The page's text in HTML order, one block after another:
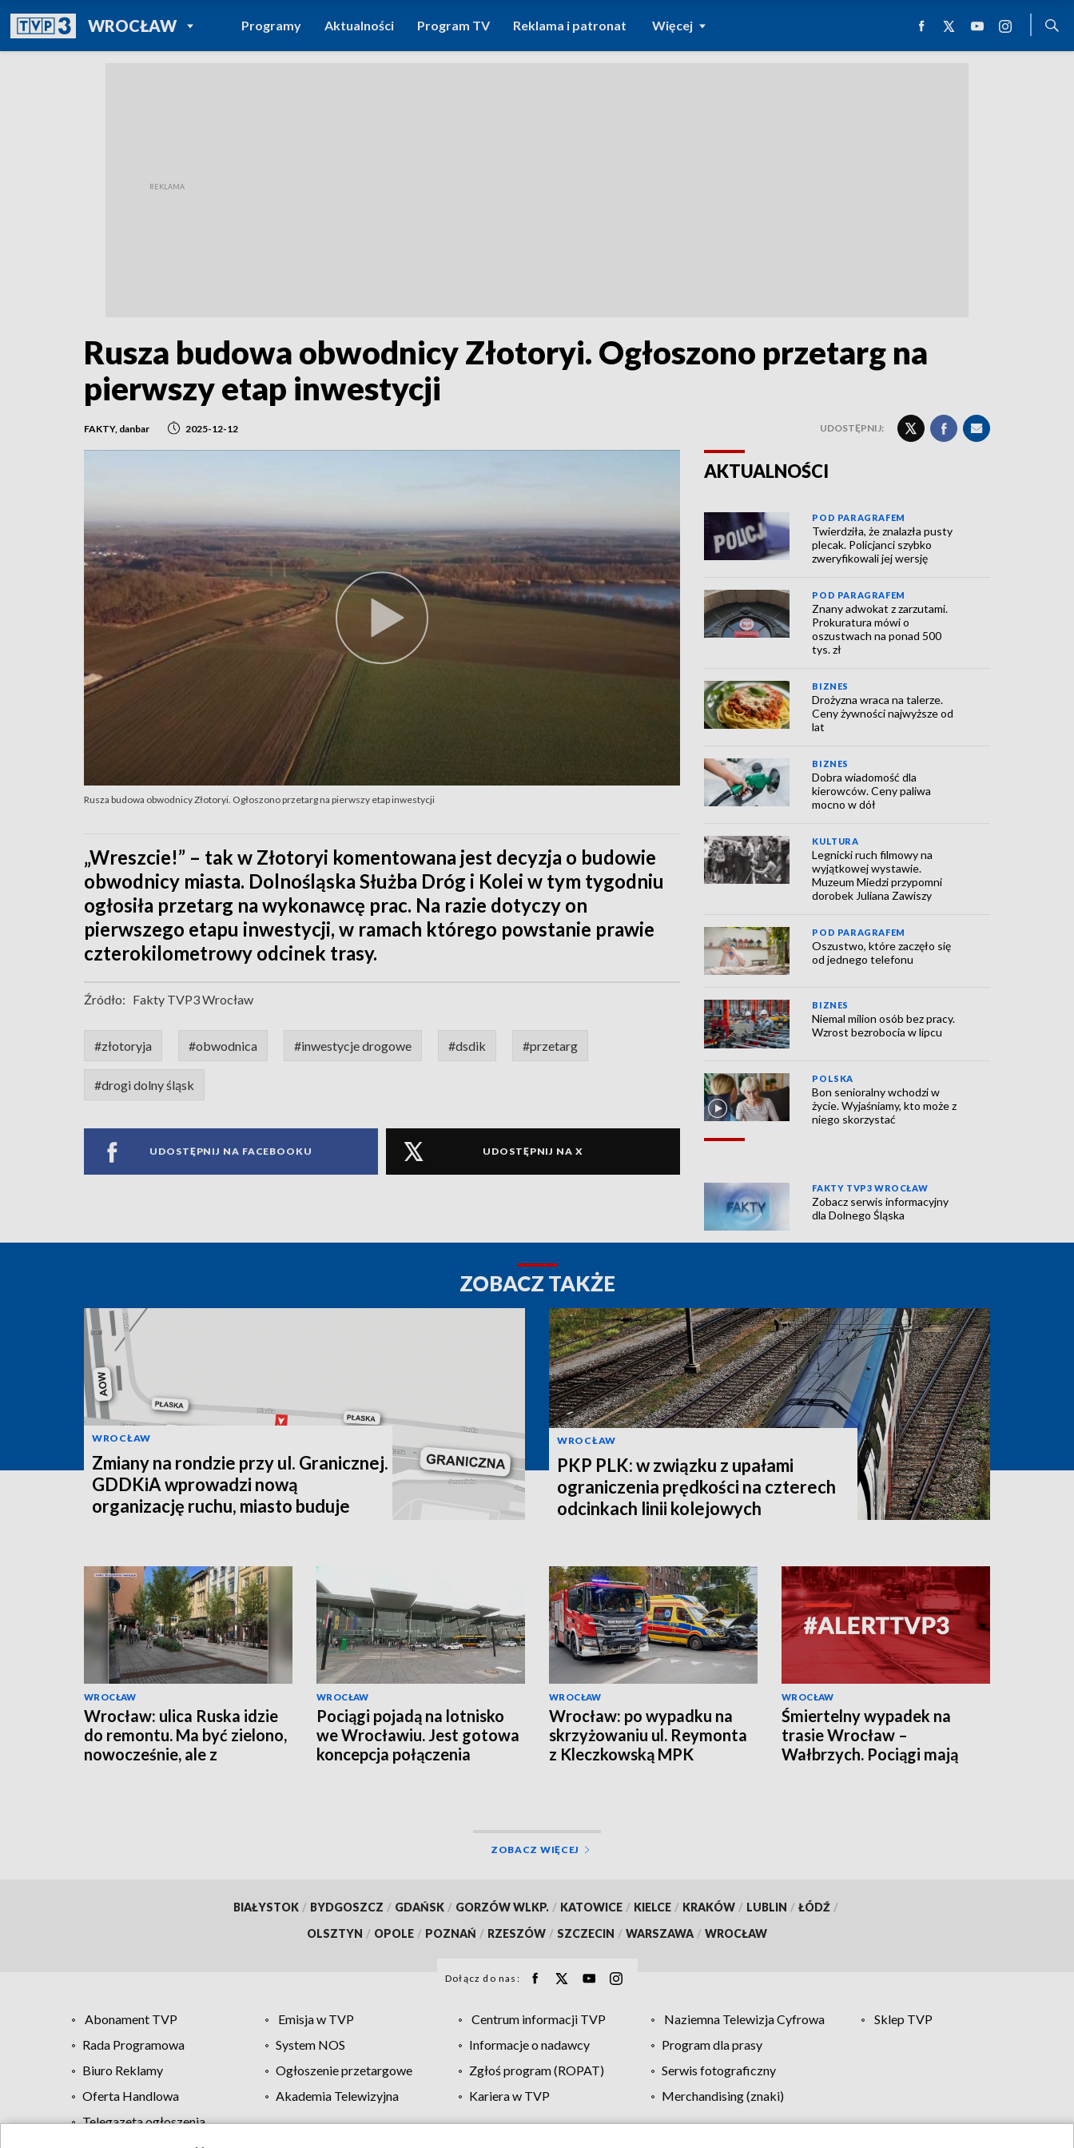
WROCŁAWPOWRÓT DO
TVP REGIONY
Programy Aktualności Program TV Reklama i patronat Więcej
Rusza budowa obwodnicy Złotoryi. Ogłoszono przetarg na
pierwszy etap inwestycji
FAKTY, danbar 2025-12-12 UDOSTĘPNIJ:
Rusza budowa obwodnicy Złotoryi. Ogłoszono przetarg na pierwszy etap inwestycji
„Wreszcie!” – tak w Złotoryi komentowana jest decyzja o budowie
obwodnicy miasta. Dolnośląska Służba Dróg i Kolei w tym tygodniu
ogłosiła przetarg na wykonawcę prac. Na razie dotyczy on
pierwszego etapu inwestycji, w ramach którego powstanie prawie
czterokilometrowy odcinek trasy.
Źródło: Fakty TVP3 Wrocław
#złotoryja #obwodnica #inwestycje drogowe #dsdik #przetarg
#drogi dolny śląsk
UDOSTĘPNIJ NA FACEBOOKU UDOSTĘPNIJ NA X
AKTUALNOŚCI
POD PARAGRAFEM
Twierdziła, że znalazła pusty
plecak. Policjanci szybko
zweryfikowali jej wersję
POD PARAGRAFEM
Znany adwokat z zarzutami.
Prokuratura mówi o
oszustwach na ponad 500
tys. zł
BIZNES
Drożyzna wraca na talerze.
Ceny żywności najwyższe od
lat
BIZNES
Dobra wiadomość dla
kierowców. Ceny paliwa
mocno w dół
KULTURA
Legnicki ruch filmowy na
wyjątkowej wystawie.
Muzeum Miedzi przypomni
dorobek Juliana Zawiszy
POD PARAGRAFEM
Oszustwo, które zaczęło się
od jednego telefonu
BIZNES
Niemal milion osób bez pracy.
Wzrost bezrobocia w lipcu
POLSKA
Bon senioralny wchodzi w
życie. Wyjaśniamy, kto może z
niego skorzystać
FAKTY TVP3 WROCŁAW
Zobacz serwis informacyjny
dla Dolnego Śląska
ZOBACZ TAKŻE
WROCŁAW
Zmiany na rondzie przy ul. Granicznej.
GDDKiA wprowadzi nową
organizację ruchu, miasto buduje
WROCŁAW
PKP PLK: w związku z upałami
ograniczenia prędkości na czterech
odcinkach linii kolejowych
WROCŁAW
Wrocław: ulica Ruska idzie
do remontu. Ma być zielono,
nowocześnie, ale z
WROCŁAW
Pociągi pojadą na lotnisko
we Wrocławiu. Jest gotowa
koncepcja połączenia
WROCŁAW
Wrocław: po wypadku na
skrzyżowaniu ul. Reymonta
z Kleczkowską MPK
WROCŁAW
Śmiertelny wypadek na
trasie Wrocław –
Wałbrzych. Pociągi mają
ZOBACZ WIĘCEJ
BIAŁYSTOK / BYDGOSZCZ / GDAŃSK / GORZÓW WLKP. / KATOWICE / KIELCE / KRAKÓW / LUBLIN / ŁÓDŹ /
OLSZTYN / OPOLE / POZNAŃ / RZESZÓW / SZCZECIN / WARSZAWA / WROCŁAW
Dołącz do nas:
Abonament TVP Emisja w TVP Centrum informacji TVP Naziemna Telewizja Cyfrowa
Sklep TVP
Rada Programowa
System NOS Informacje o nadawcy
Program dla prasy
Biuro Reklamy
Ogłoszenie przetargowe Zgłoś program (ROPAT)
Serwis fotograficzny
Oferta Handlowa
Akademia Telewizyjna Kariera w TVP
Merchandising (znaki)
Telegazeta ogłoszenia